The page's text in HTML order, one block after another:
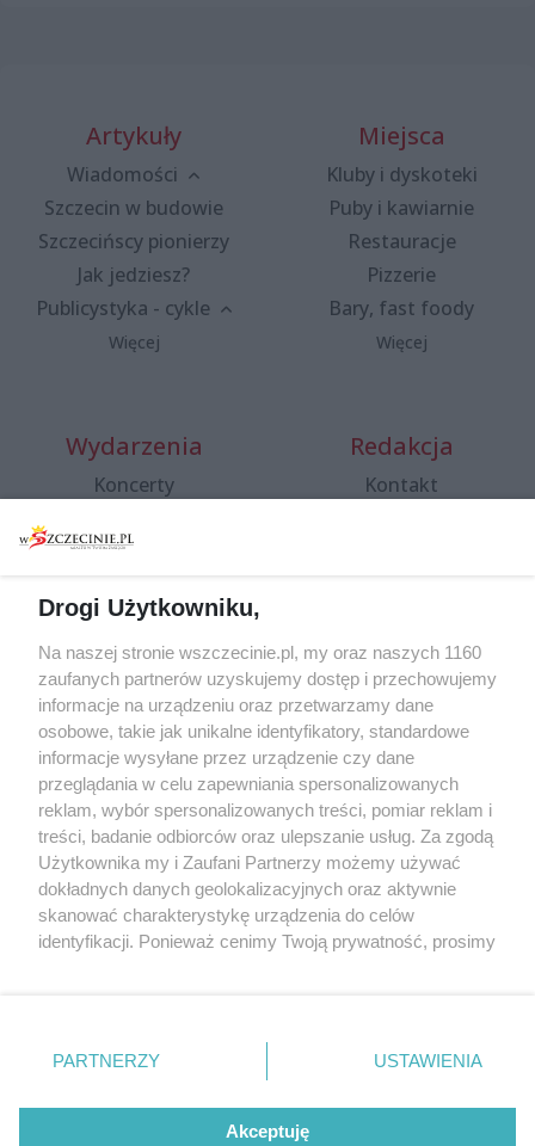
Artykuły
Wiadomości
Szczecin w budowie
Szczecińscy pionierzy
Jak jedziesz?
Publicystyka - cykle
Więcej
Miejsca
Kluby i dyskoteki
Puby i kawiarnie
Restauracje
Pizzerie
Bary, fast foody
Więcej
Wydarzenia
Koncerty
Spacery i oprowadzania
targi
Wernisaże
Więcej
Redakcja
Kontakt
Specjalny koncert z okazji
20. urodzin portalu
wSzczecinie.pl
Regulamin konkursów
śniadaniówka "Hej
Szczecin! Jest piątek!"
Partnerzy
Praca Szczecin
© 2026 wSzczecinie.pl
Created by GOD
Drogi Użytkowniku,
Na naszej stronie wszczecinie.pl, my oraz naszych 1160
zaufanych partnerów uzyskujemy dostęp i przechowujemy
informacje na urządzeniu oraz przetwarzamy dane
osobowe, takie jak unikalne identyfikatory, standardowe
informacje wysyłane przez urządzenie czy dane
przeglądania w celu zapewniania spersonalizowanych
reklam, wybór spersonalizowanych treści, pomiar reklam i
treści, badanie odbiorców oraz ulepszanie usług. Za zgodą
Użytkownika my i Zaufani Partnerzy możemy używać
dokładnych danych geolokalizacyjnych oraz aktywnie
skanować charakterystykę urządzenia do celów
identyfikacji. Ponieważ cenimy Twoją prywatność, prosimy
prywatności znajdujący się w lewym dolnym rogu strony
. Niektóre rodzaje przetwarzania danych nie wymagają
takiemu przetwarzaniu. Preferencje będą miały
PARTNERZY USTAWIENIA
Akceptuję